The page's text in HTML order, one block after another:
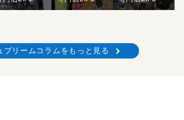
プリームコラムをもっと見る